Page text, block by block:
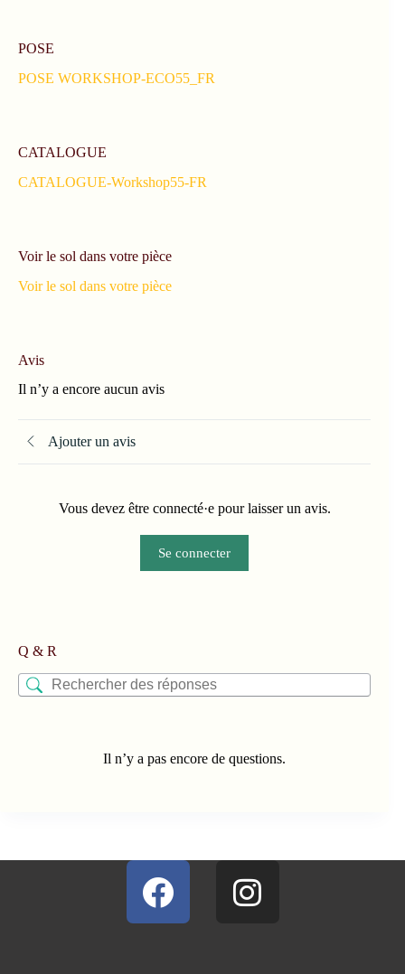
POSE
POSE WORKSHOP-ECO55_FR
CATALOGUE
CATALOGUE-Workshop55-FR
Voir le sol dans votre pièce
Voir le sol dans votre pièce
Avis
Il n’y a encore aucun avis
Ajouter un avis
Vous devez être connecté·e pour laisser un avis.
Se connecter
Q & R
Il n’y a pas encore de questions.